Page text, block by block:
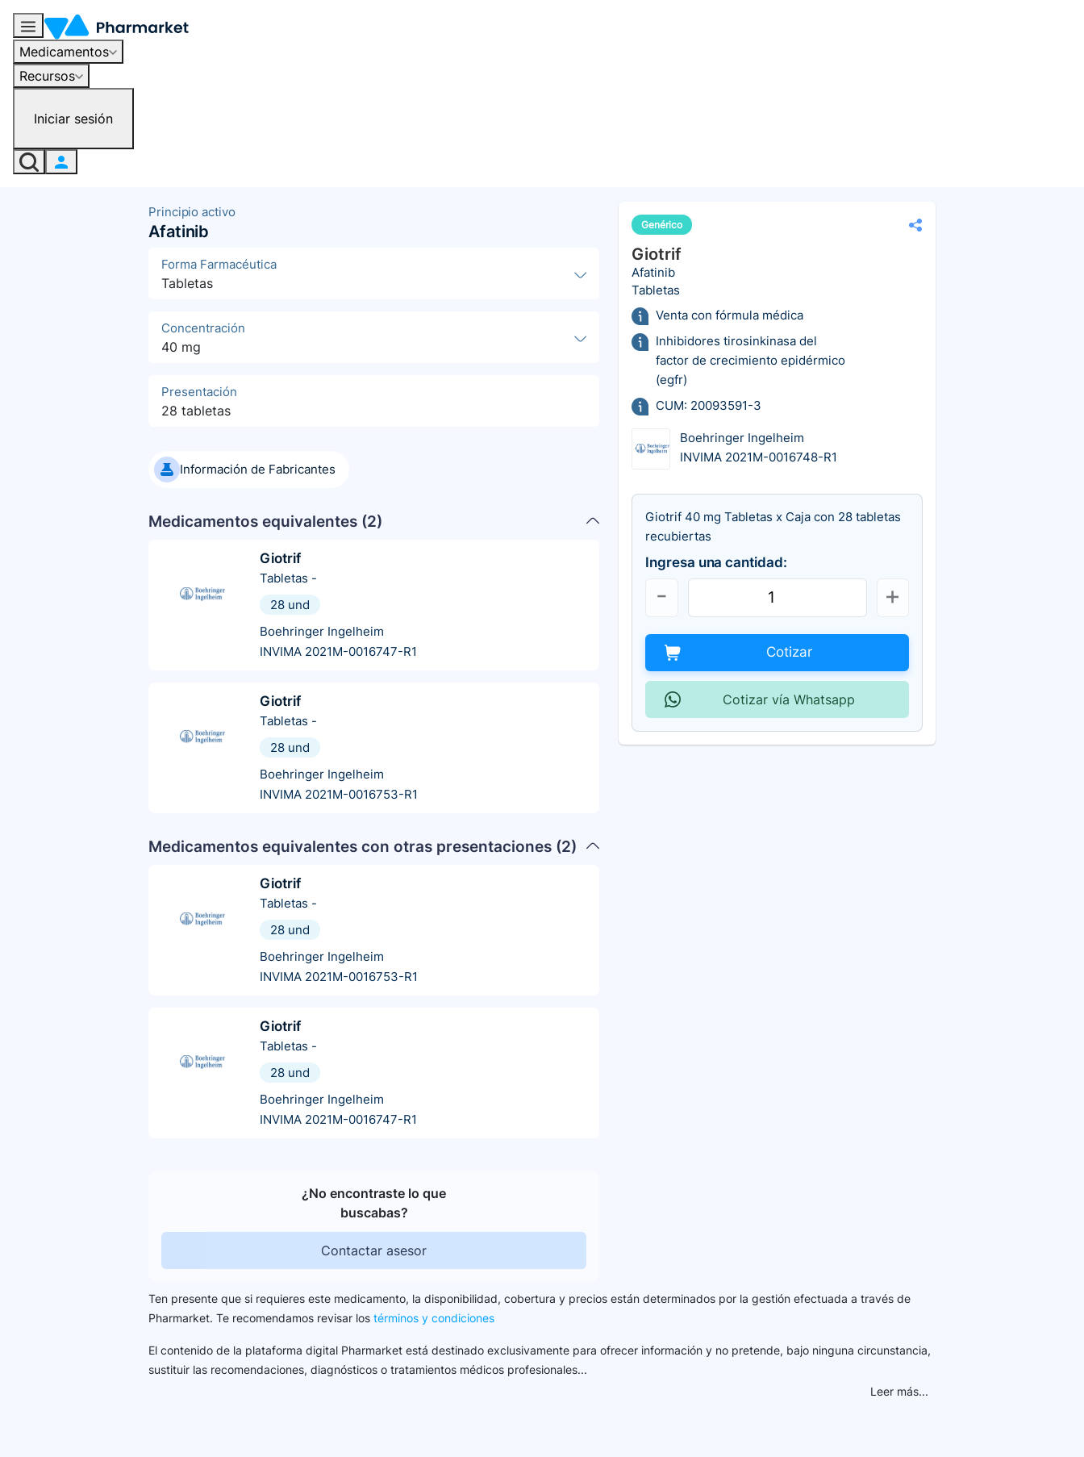
Medicamentos
Recursos
Iniciar sesión
Principio activo
Afatinib
Forma Farmacéutica
Tabletas
Concentración
40 mg
Presentación
28 tabletas
Información de Fabricantes
Medicamentos equivalentes (2)
Giotrif
Tabletas -
28 und
Boehringer Ingelheim
INVIMA 2021M-0016747-R1
Giotrif
Tabletas -
28 und
Boehringer Ingelheim
INVIMA 2021M-0016753-R1
Medicamentos equivalentes con otras presentaciones (2)
Giotrif
Tabletas -
28 und
Boehringer Ingelheim
INVIMA 2021M-0016753-R1
Giotrif
Tabletas -
28 und
Boehringer Ingelheim
INVIMA 2021M-0016747-R1
¿No encontraste lo que
buscabas?
Contactar asesor
Genérico
Giotrif
Afatinib
Tabletas
Venta con fórmula médica
Inhibidores tirosinkinasa del
factor de crecimiento epidérmico
(egfr)
CUM: 20093591-3
Boehringer Ingelheim
INVIMA 2021M-0016748-R1
Giotrif 40 mg Tabletas x Caja con 28 tabletas
recubiertas
Ingresa una cantidad:
Cotizar
Cotizar vía Whatsapp
Ten presente que si requieres este medicamento, la disponibilidad, cobertura y precios están determinados por la gestión efectuada a través de
Pharmarket. Te recomendamos revisar los términos y condiciones
El contenido de la plataforma digital Pharmarket está destinado exclusivamente para ofrecer información y no pretende, bajo ninguna circunstancia,
sustituir las recomendaciones, diagnósticos o tratamientos médicos profesionales...
Leer más...